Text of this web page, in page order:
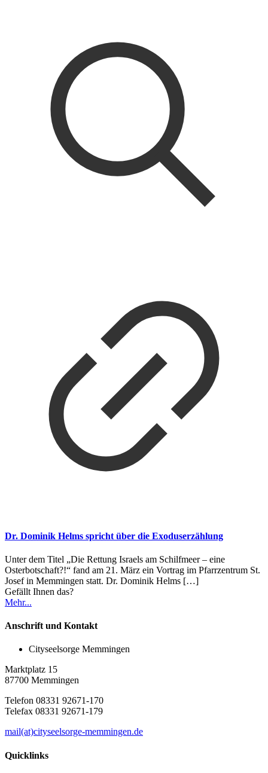
Dr. Dominik Helms spricht über die Exoduserzählung
Unter dem Titel „Die Rettung Israels am Schilfmeer – eine
Osterbotschaft?!“ fand am 21. März ein Vortrag im Pfarrzentrum St.
Josef in Memmingen statt. Dr. Dominik Helms […]
Gefällt Ihnen das?
Mehr...
Anschrift und Kontakt
Cityseelsorge Memmingen
Marktplatz 15
87700 Memmingen
Telefon 08331 92671-170
Telefax 08331 92671-179
mail(at)cityseelsorge-memmingen.de
Quicklinks